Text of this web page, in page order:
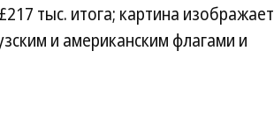
тыс. итога; картина изображает
и американским флагами и